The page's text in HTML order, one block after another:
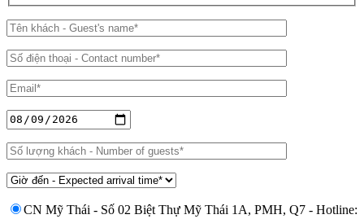
CN Mỹ Thái - Số 02 Biệt Thự Mỹ Thái 1A, PMH, Q7 - Hotline: